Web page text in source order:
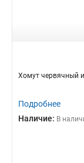
Хомут червячный
Подробнее
Наличие: В